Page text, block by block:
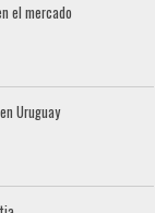
el mercado
Uruguay